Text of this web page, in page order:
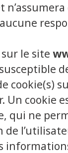
n’assumera
le site
cookie(s)
Un cookie
qui ne
de